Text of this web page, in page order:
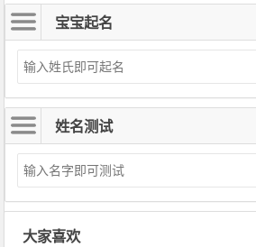
宝宝起名
姓名测试
大家喜欢